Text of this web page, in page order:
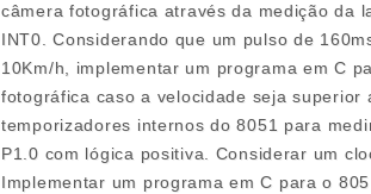
câmera fotográfica através da medição da
INT0. Considerando que um pulso de
10Km/h, implementar um programa em C
fotográfica caso a velocidade seja superior
temporizadores internos do 8051 para
P1.0 com lógica positiva. Considerar um
Implementar um programa em C para o